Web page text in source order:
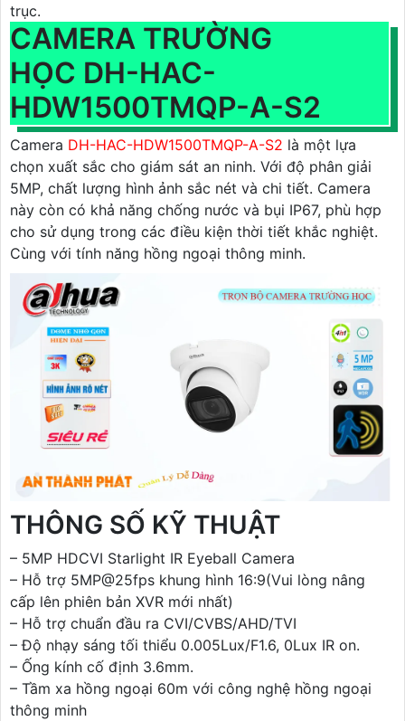
trục.
CAMERA TRƯỜNG
HỌC DH-HAC-
HDW1500TMQP-A-S2
Camera DH-HAC-HDW1500TMQP-A-S2 là một lựa
chọn xuất sắc cho giám sát an ninh. Với độ phân giải
5MP, chất lượng hình ảnh sắc nét và chi tiết. Camera
này còn có khả năng chống nước và bụi IP67, phù hợp
cho sử dụng trong các điều kiện thời tiết khắc nghiệt.
Cùng với tính năng hồng ngoại thông minh.
THÔNG SỐ KỸ THUẬT
– 5MP HDCVI Starlight IR Eyeball Camera
– Hỗ trợ 5MP@25fps khung hình 16:9(Vui lòng nâng
cấp lên phiên bản XVR mới nhất)
– Hỗ trợ chuẩn đầu ra CVI/CVBS/AHD/TVI
– Độ nhạy sáng tối thiểu 0.005Lux/F1.6, 0Lux IR on.
– Ống kính cố định 3.6mm.
– Tầm xa hồng ngoại 60m với công nghệ hồng ngoại
thông minh